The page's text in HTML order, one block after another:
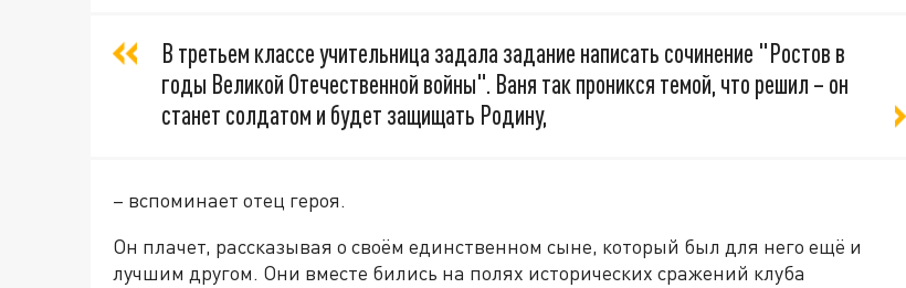
В третьем классе учительница задала задание написать сочинение "Ростов в
годы Великой Отечественной войны". Ваня так проникся темой, что решил – он
станет солдатом и будет защищать Родину,
– вспоминает отец героя.
Он плачет, рассказывая о своём единственном сыне, который был для него ещё и
лучшим другом. Они вместе бились на полях исторических сражений клуба